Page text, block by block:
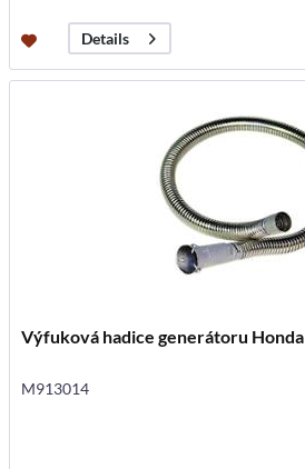
Details
Výfuková hadice generátoru Honda
M913014